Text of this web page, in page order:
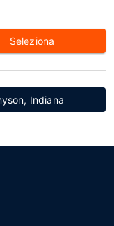
Seleziona
Indiana